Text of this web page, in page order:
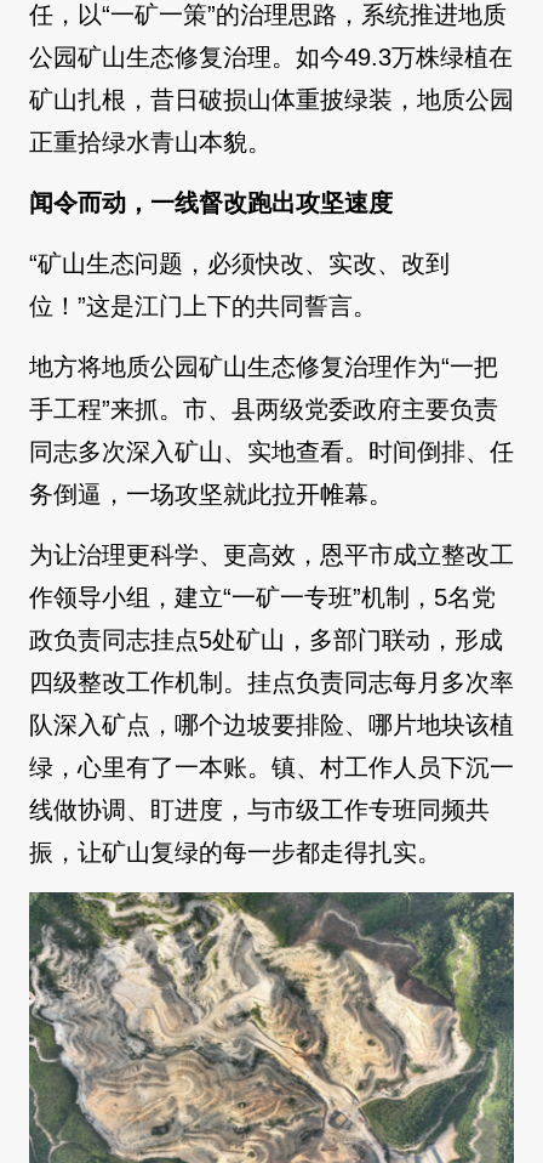
任，以“一矿一策”的治理思路，系统推进地质
公园矿山生态修复治理。如今49.3万株绿植在
矿山扎根，昔日破损山体重披绿装，地质公园
正重拾绿水青山本貌。
闻令而动，一线督改跑出攻坚速度
“矿山生态问题，必须快改、实改、改到
位！”这是江门上下的共同誓言。
地方将地质公园矿山生态修复治理作为“一把
手工程”来抓。市、县两级党委政府主要负责
同志多次深入矿山、实地查看。时间倒排、任
务倒逼，一场攻坚就此拉开帷幕。
为让治理更科学、更高效，恩平市成立整改工
作领导小组，建立“一矿一专班”机制，5名党
政负责同志挂点5处矿山，多部门联动，形成
四级整改工作机制。挂点负责同志每月多次率
队深入矿点，哪个边坡要排险、哪片地块该植
绿，心里有了一本账。镇、村工作人员下沉一
线做协调、盯进度，与市级工作专班同频共
振，让矿山复绿的每一步都走得扎实。